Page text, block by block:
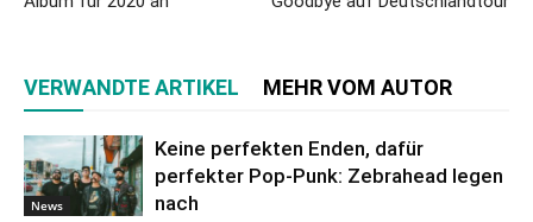
VERWANDTE ARTIKEL MEHR VOM AUTOR
News
Keine perfekten Enden, dafür
perfekter Pop-Punk: Zebrahead legen
nach